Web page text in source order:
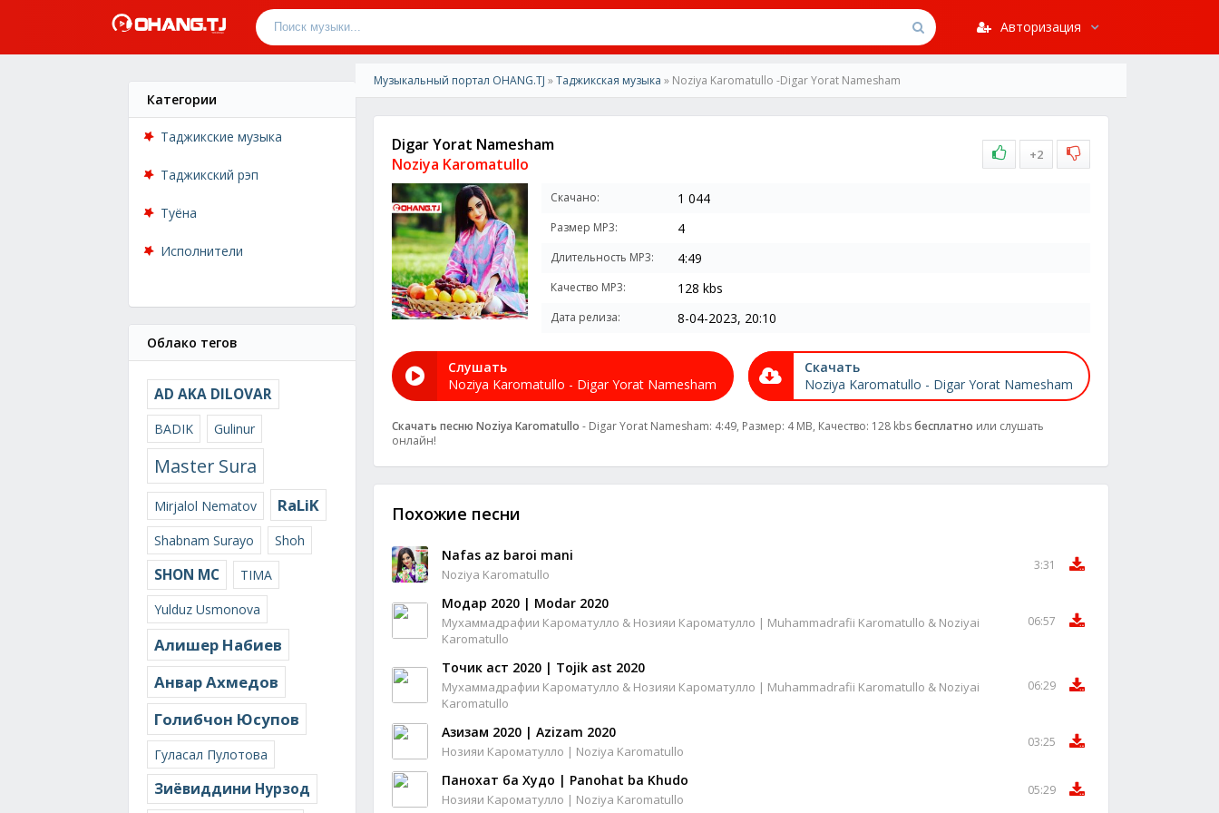
Авторизация
Категории
Таджикские музыка
Таджикский рэп
Туёна
Исполнители
Облако тегов
AD AKA DILOVAR
BADIK Gulinur
Master Sura
Mirjalol Nematov RaLiK
Shabnam Surayo Shoh
SHON MC
TIMA
Yulduz Usmonova
Алишер Набиев
Анвар Ахмедов
Голибчон Юсупов
Гуласал Пулотова
Зиёвиддини Нурзод
Музыкальный портал OHANG.TJ »Таджикская музыка » Noziya Karomatullo -Digar Yorat Namesham
Digar Yorat Namesham
Noziya Karomatullo
+2
Скачано: 1 044
Размер MP3: 4
Длительность MP3: 4:49
Качество MP3: 128 kbs
Дата релиза: 8-04-2023, 20:10
Слушать
Noziya Karomatullo - Digar Yorat Namesham
Скачать
Noziya Karomatullo - Digar Yorat Namesham
Скачать песню Noziya Karomatullo - Digar Yorat Namesham: 4:49, Размер: 4 MB, Качество: 128 kbsбесплатно или слушать
онлайн!
Похожие песни
Nafas az baroi mani
Noziya Karomatullo
3:31
Модар 2020 | Modar 2020
Мухаммадрафии Кароматулло & Нозияи Кароматулло | Muhammadrafii Karomatullo & Noziyai
Karomatullo
06:57
Точик аст 2020 | Tojik ast 2020
Мухаммадрафии Кароматулло & Нозияи Кароматулло | Muhammadrafii Karomatullo & Noziyai
Karomatullo
06:29
Азизам 2020 | Azizam 2020
Нозияи Кароматулло | Noziya Karomatullo
03:25
Панохат ба Худо | Panohat ba Khudo
Нозияи Кароматулло | Noziya Karomatullo
05:29